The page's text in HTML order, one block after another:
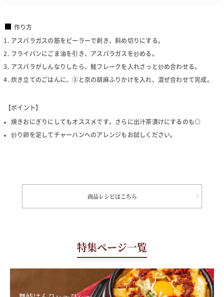
作り方
アスパラガスの筋をピーラーで剥き、斜め切りにする。
フライパンにごま油を引き、アスパラガスを炒める。
アスパラがしんなりしたら、鮭フレークを入れさっと炒め合わせる。
炊き立てのごはんに、③と京の胡麻ふりかけを入れ、混ぜ合わせて完成。
【ポイント】
焼きおにぎりにしてもオススメです。さらに出汁茶漬けにするのも◎
炒り卵を足してチャーハンへのアレンジもお試しください。
商品レシピはこちら
特集ページ一覧